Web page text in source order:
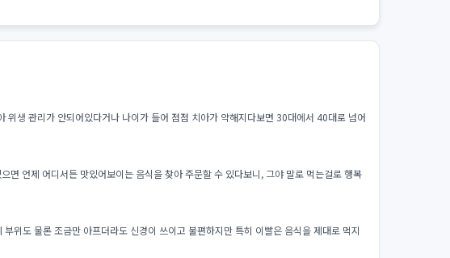
생 관리가 안되어있다거나 나이가 들어 점점 치아가 약해지다보면 30대에서 40대로 넘어
언제 어디서든 맛있어보이는 음식을 찾아 주문할 수 있다보니, 그야 말로 먹는걸로 행복
위도 물론 조금만 아프더라도 신경이 쓰이고 불편하지만 특히 이빨은 음식을 제대로 먹지